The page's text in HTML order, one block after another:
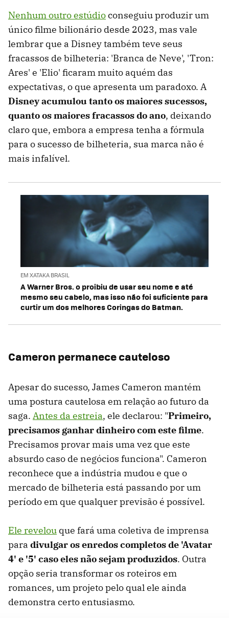
Nenhum outro estúdioconseguiu produzir um
único filme bilionário desde 2023, mas vale
lembrar que a Disney também teve seus
fracassos de bilheteria: 'Branca de Neve', 'Tron:
Ares' e 'Elio' ficaram muito aquém das
expectativas, o que apresenta um paradoxo. A
Disney acumulou tanto os maiores sucessos,
quanto os maiores fracassos do ano, deixando
claro que, embora a empresa tenha a fórmula
para o sucesso de bilheteria, sua marca não é
mais infalível.
EM XATAKA BRASIL
A Warner Bros. o proibiu de usar seu nome e até
mesmo seu cabelo, mas isso não foi suficiente para
curtir um dos melhores Coringas do Batman.
Cameron permanece cauteloso
Apesar do sucesso, James Cameron mantém
uma postura cautelosa em relação ao futuro da
saga. Antes da estreia, ele declarou: "Primeiro,
precisamos ganhar dinheiro com este filme.
Precisamos provar mais uma vez que este
absurdo caso de negócios funciona". Cameron
reconhece que a indústria mudou e que o
mercado de bilheteria está passando por um
período em que qualquer previsão é possível.
Ele revelou que fará uma coletiva de imprensa
para divulgar os enredos completos de 'Avatar
4' e '5' caso eles não sejam produzidos. Outra
opção seria transformar os roteiros em
romances, um projeto pelo qual ele ainda
demonstra certo entusiasmo.